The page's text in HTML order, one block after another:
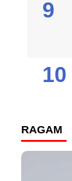
RAGAM